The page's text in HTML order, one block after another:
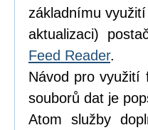
základnímu
aktualizaci)
Feed Reader.
Návod pro využití
souborů dat je
Atom služby